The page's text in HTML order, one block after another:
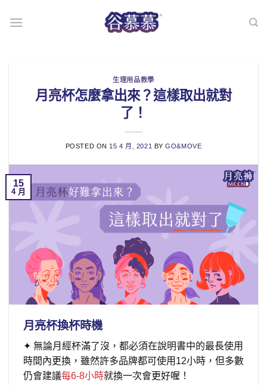
生理用品教學
月亮杯怎麼拿出來？這樣取出就對
了！
POSTED ON 15 4 月, 2021 BYGO&MOVE
15
4 月
月亮杯換杯時機
✦ 無論月經杯滿了沒，都必須在說明書中的最長使用
時間內更換，雖然許多品牌都可使用12小時，但多數
仍會建議每6-8小時就換一次會更好喔！